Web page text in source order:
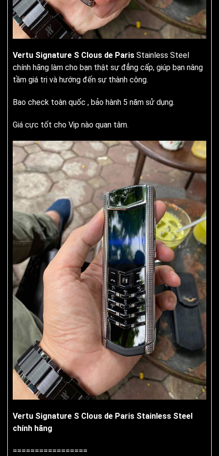
Vertu Signature S Clous de Paris Stainless Steel
chính hãng làm cho bạn thật sự đẳng cấp, giúp bạn nâng
tầm giá trị và hướng đến sự thành công.
Bao check toàn quốc , bảo hành 5 năm sử dụng.
Giá cực tốt cho Vip nào quan tâm.
Vertu Signature S Clous de Paris Stainless Steel
chính hãng
=================